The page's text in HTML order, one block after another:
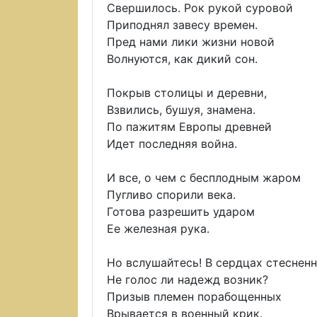
Свершилось. Рок рукой суровой
Приподнял завесу времен.
Пред нами лики жизни новой
Волнуются, как дикий сон.
Покрыв столицы и деревни,
Взвились, бушуя, знамена.
По пажитям Европы древней
Идет последняя война.
И все, о чем с бесплодным жаром
Пугливо спорили века.
Готова разрешить ударом
Ее железная рука.
Но вслушайтесь! В сердцах
Не голос ли надежд возник?
Призыв племен порабощенных
Врывается в военный крик.